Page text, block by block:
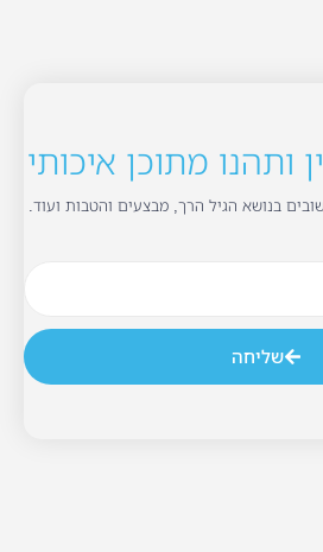
ותהנו מתוכן איכותי
בנושא הגיל הרך, מבצעים והטבות ועוד.
שליחה